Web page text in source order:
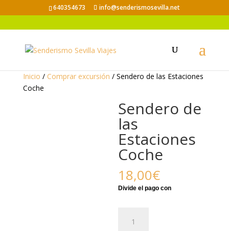
640354673 info@senderismosevilla.net
Inicio / Comprar excursión / Sendero de las Estaciones
Coche
Sendero de
las
Estaciones
Coche
18,00€